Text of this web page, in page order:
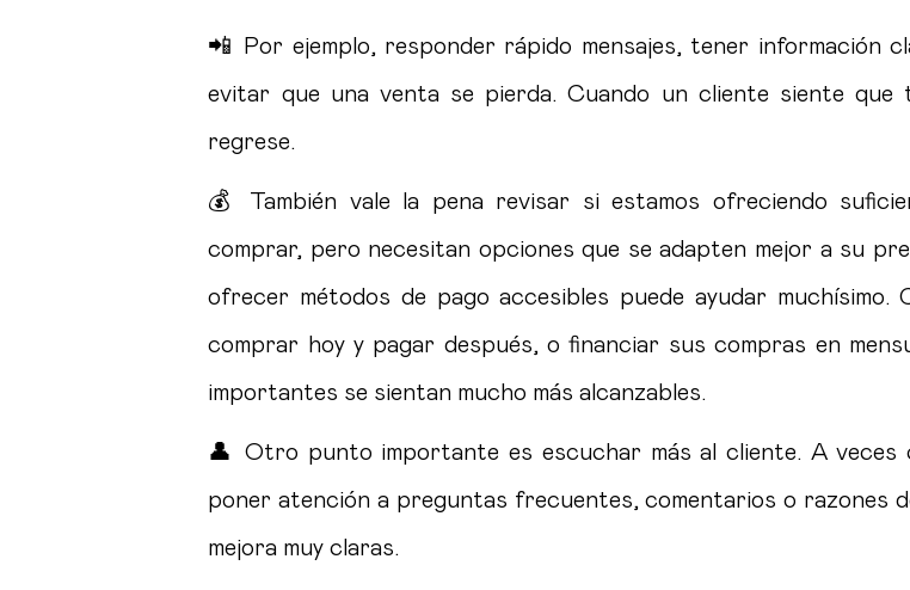
📲 Por ejemplo, responder rápido mensajes, tener información
evitar que una venta se pierda. Cuando un cliente siente que
regrese.
💰 También vale la pena revisar si estamos ofreciendo
comprar, pero necesitan opciones que se adapten mejor a su
ofrecer métodos de pago accesibles puede ayudar
comprar hoy y pagar después, o financiar sus compras en
importantes se sientan mucho más alcanzables.
👤 Otro punto importante es escuchar más al cliente. A
poner atención a preguntas frecuentes, comentarios o razones
mejora muy claras.